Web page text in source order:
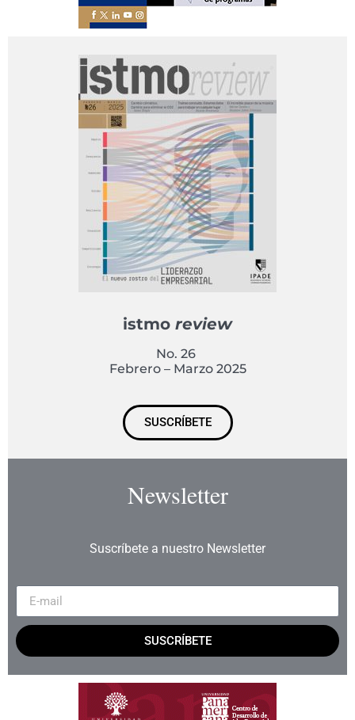
istmo review
No. 26
Febrero – Marzo 2025
SUSCRÍBETE
Newsletter
Suscríbete a nuestro Newsletter
SUSCRÍBETE